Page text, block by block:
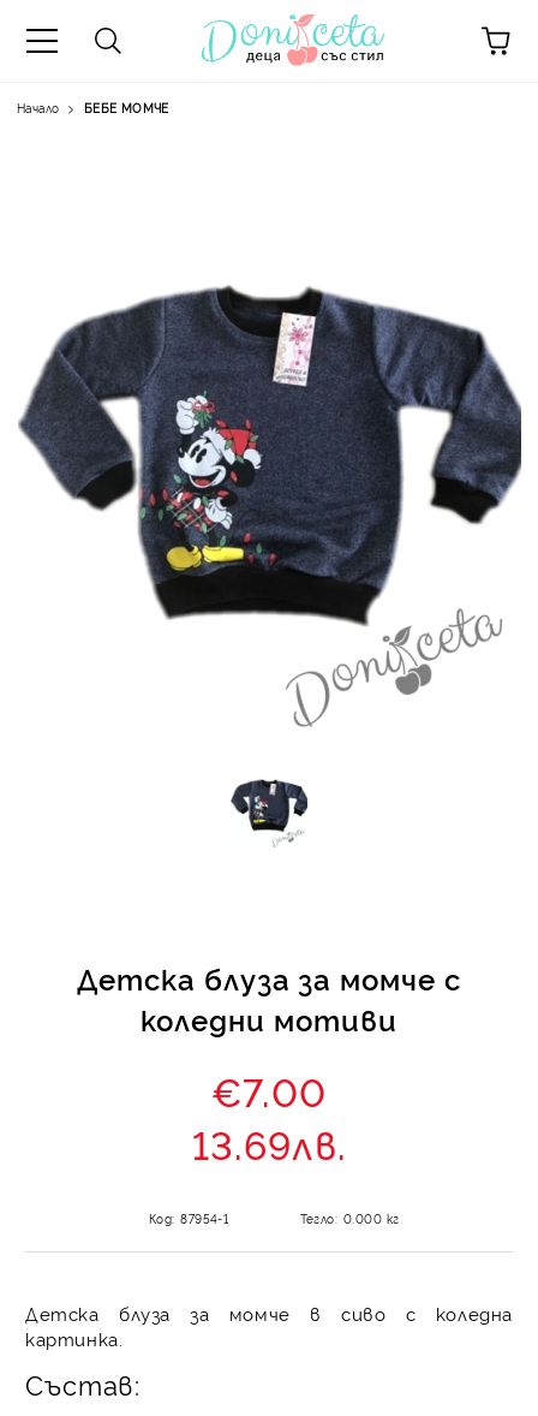
Начало БЕБЕ МОМЧЕ
Детска блуза за момче с
коледни мотиви
€7.00
13.69лв.
Код: 87954-1 Тегло: 0.000 кг
Детска блуза за момче в сиво с коледна
картинка.
Състав: